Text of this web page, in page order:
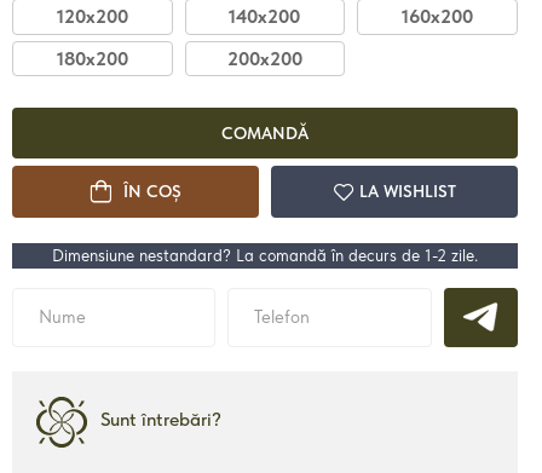
de la 22200 mdl
Detalii
120x200
140x200
160x200
180x200
200x200
COMANDĂ
ÎN COȘ LA WISHLIST
Dimensiune nestandard? La comandă în decurs de 1-2 zile.
Sunt întrebări?